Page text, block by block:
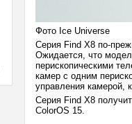
Фото Ice Universe
Серия Find X8 по-
Ожидается, что
перископическими
камер с одним
управления камерой,
Серия Find X8
ColorOS 15.